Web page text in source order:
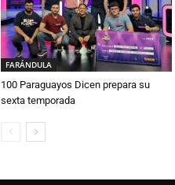
FARÁNDULA
100 Paraguayos Dicen prepara su
sexta temporada